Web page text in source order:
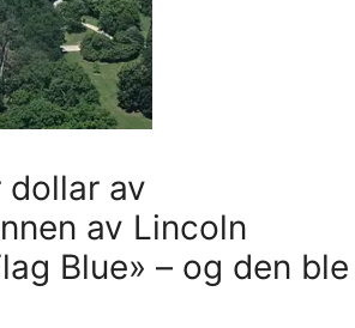
dollar av
av Lincoln
Blue» – og den ble